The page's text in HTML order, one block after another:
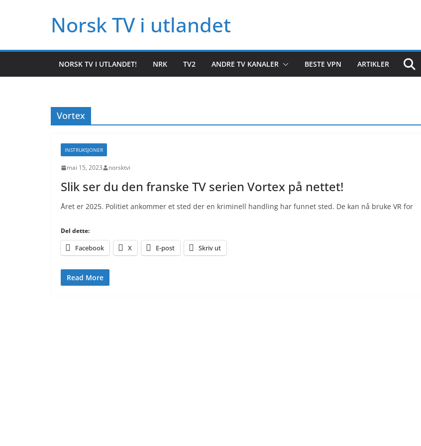
Norsk TV i utlandet
NORSK TV I UTLANDET! NRK TV2 ANDRE TV KANALER BESTE VPN ARTIKLER
Vortex
INSTRUKSJONER
mai 15, 2023 norsktvi
Slik ser du den franske TV serien Vortex på nettet!
Året er 2025. Politiet ankommer et sted der en kriminell handling har funnet sted. De kan nå bruke VR for
Del dette:
Facebook X E-post Skriv ut
Read More